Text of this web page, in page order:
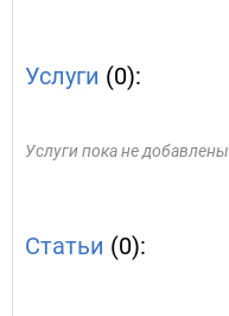
Услуги (0):
Услуги пока не добавлены
Статьи (0):